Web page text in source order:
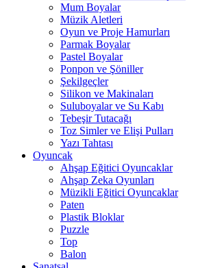
Mum Boyalar
Müzik Aletleri
Oyun ve Proje Hamurları
Parmak Boyalar
Pastel Boyalar
Ponpon ve Şöniller
Şekilgeçler
Silikon ve Makinaları
Suluboyalar ve Su Kabı
Tebeşir Tutacağı
Toz Simler ve Elişi Pulları
Yazı Tahtası
Oyuncak
Ahşap Eğitici Oyuncaklar
Ahşap Zeka Oyunları
Müzikli Eğitici Oyuncaklar
Paten
Plastik Bloklar
Puzzle
Top
Balon